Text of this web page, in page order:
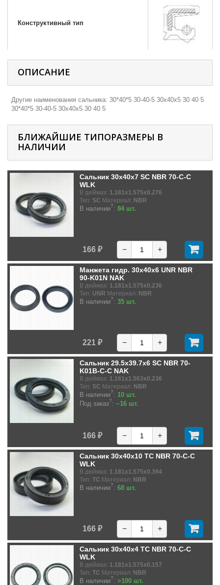
Конструктивный тип
ОПИСАНИЕ
Другие наименования сальника: 30*40*5 30-40-5 30х40х5 30 40 5
30*40*5 30-40-5 30х40х5 30 40 5
БЛИЖАЙШИЕ ТИПОРАЗМЕРЫ В
НАЛИЧИИ
Сальник 30x40x7 SC NBR 70-C-C
WLK
В дюймах: 1.181x1.575x0.276
Тип: SC Материал: NBR
В наличии?: 84 шт.
166 ₽ − +
Манжета гидр. 30x40x6 UNR NBR
90-K01N NAK
В дюймах: 1.181x1.575x0.236
Тип: UNR Материал: NBR
В наличии?: 35 шт.
221 ₽ − +
Сальник 29.5x39.7x6 SC NBR 70-
K01B-C-C NAK
В дюймах: 1.161x1.563x0.236
Тип: SC Материал: NBR
В наличии?: 10 шт.
Под заказ?: ~16 шт.
166 ₽ − +
Сальник 30x40x10 TC NBR 70-C-C
WLK
В дюймах: 1.181x1.575x0.394
Тип: TC Материал: NBR
В наличии?: 68 шт.
166 ₽ − +
Сальник 30x40x4 TC NBR 70-C-C
WLK
В дюймах: 1.181x1.575x0.157
Тип: TC Материал: NBR
В наличии?: >100 шт.